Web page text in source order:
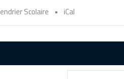
Scolaire • iCal